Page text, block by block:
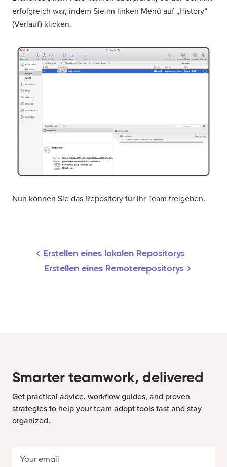
erfolgreich war, indem Sie im linken Menü auf „History“
(Verlauf) klicken.
Nun können Sie das Repository für Ihr Team freigeben.
Erstellen eines lokalen Repositorys
Erstellen eines Remoterepositorys
Smarter teamwork, delivered
Get practical advice, workflow guides, and proven
strategies to help your team adopt tools fast and stay
organized.